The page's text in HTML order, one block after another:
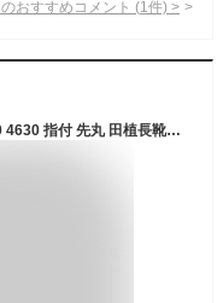
おすすめコメント (1 件) >
アトム 軽快ソフト メンズ レディース 4530 4630 指付 先丸 田植長靴 アースアトム